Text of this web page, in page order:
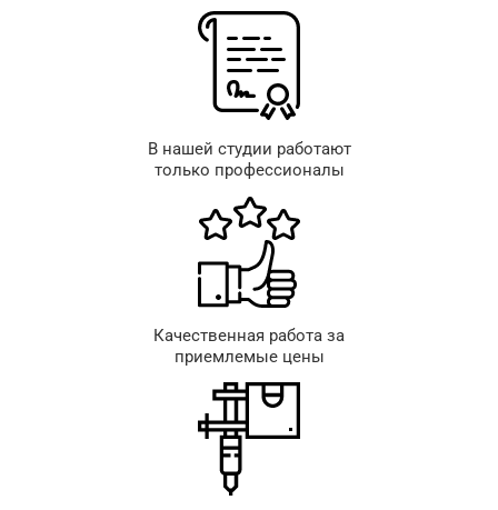
В нашей студии работают
только профессионалы
Качественная работа за
приемлемые цены